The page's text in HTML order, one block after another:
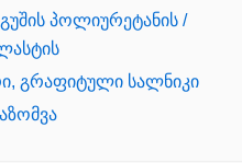
პოლიურეტანის /
გრაფიტული სალნიკი